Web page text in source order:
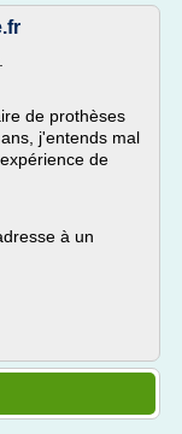
de prothèses
j'entends mal
de
à un